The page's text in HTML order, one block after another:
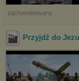
zachomikowany
Przyjdź do